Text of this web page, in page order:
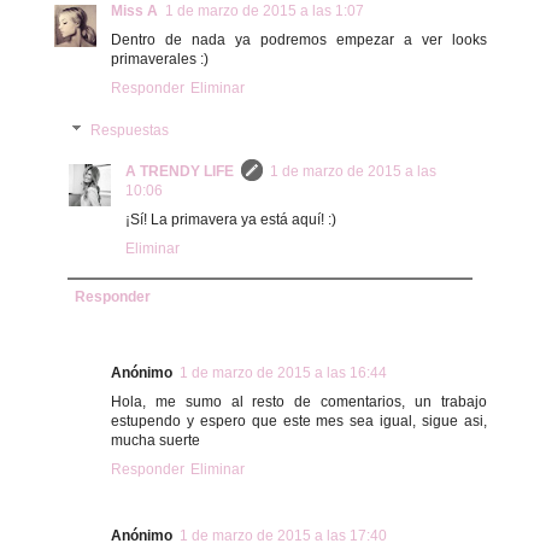
Miss A 1 de marzo de 2015 a las 1:07
Dentro de nada ya podremos empezar a ver looks
primaverales :)
Responder Eliminar
Respuestas
A TRENDY LIFE
1 de marzo de 2015 a las
10:06
¡Sí! La primavera ya está aquí! :)
Eliminar
Responder
Anónimo 1 de marzo de 2015 a las 16:44
Hola, me sumo al resto de comentarios, un trabajo
estupendo y espero que este mes sea igual, sigue asi,
mucha suerte
Responder Eliminar
Anónimo 1 de marzo de 2015 a las 17:40